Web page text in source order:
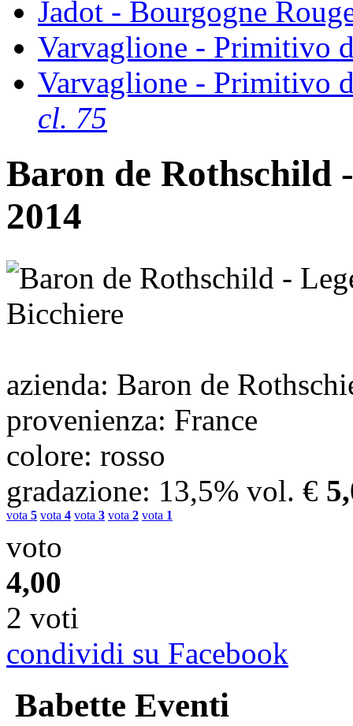
Jadot - Bourgogne
Varvaglione - Primitivo
Varvaglione - Primitivo
cl. 75
Baron de Rothschild
2014
Bicchiere
azienda: Baron de
provenienza: France
colore: rosso
gradazione: 13,5% vol. €
vota 5 vota 4 vota 3 vota 2 vota 1
voto
4,00
2 voti
condividi su Facebook
Babette Eventi